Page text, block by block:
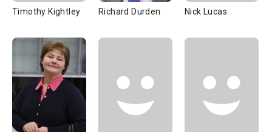
Timothy Kightley Richard Durden Nick Lucas